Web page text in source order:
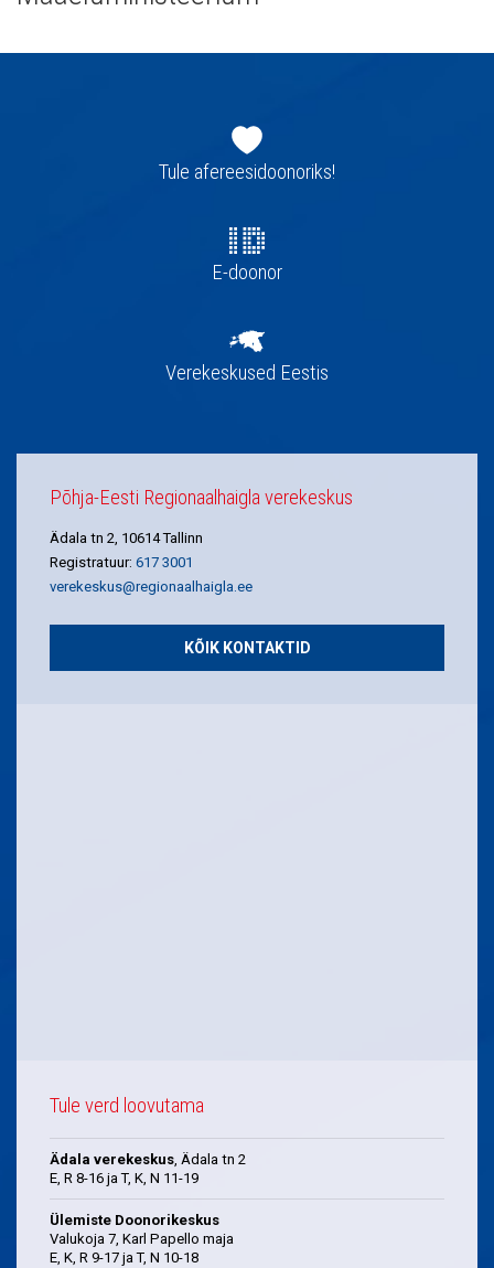
navigatsioonTule afereesidoonoriks!
E-doonor
Verekeskused Eestis
Põhja-Eesti Regionaalhaigla verekeskus
Ädala tn 2, 10614 Tallinn
Registratuur: 617 3001
verekeskus@regionaalhaigla.ee
KÕIK KONTAKTID
Tule verd loovutama
Ädala verekeskus, Ädala tn 2
E, R 8-16 ja T, K, N 11-19
Ülemiste Doonorikeskus
Valukoja 7, Karl Papello maja
E, K, R 9-17 ja T, N 10-18